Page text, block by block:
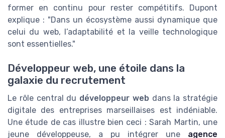
former en continu pour rester compétitifs. Dupont
explique : "Dans un écosystème aussi dynamique que
celui du web, l’adaptabilité et la veille technologique
sont essentielles."
Développeur web, une étoile dans la
galaxie du recrutement
Le rôle central du développeur web dans la stratégie
digitale des entreprises marseillaises est indéniable.
Une étude de cas illustre bien ceci : Sarah Martin, une
jeune développeuse, a pu intégrer une agence